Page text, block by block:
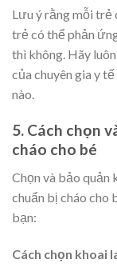
Lưu ý rằng mỗi trẻ
trẻ có thể phản
thì không. Hãy
của chuyên gia y
nào.
5. Cách chọn
cháo cho bé
Chọn và bảo quản
chuẩn bị cháo cho
bạn:
Cách chọn khoai